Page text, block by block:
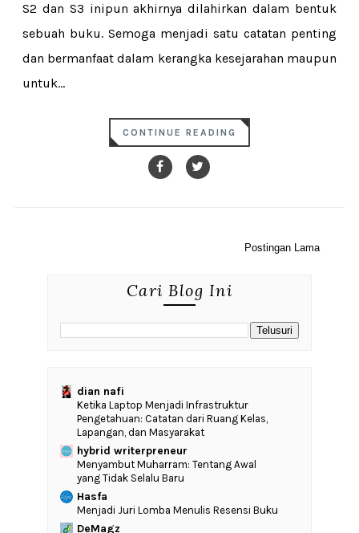
S2 dan S3 inipun akhirnya dilahirkan dalam bentuk
sebuah buku. Semoga menjadi satu catatan penting
dan bermanfaat dalam kerangka kesejarahan maupun
untuk...
CONTINUE READING
Postingan Lama
Cari Blog Ini
dian nafi
Ketika Laptop Menjadi Infrastruktur
Pengetahuan: Catatan dari Ruang Kelas,
Lapangan, dan Masyarakat
hybrid writerpreneur
Menyambut Muharram: Tentang Awal
yang Tidak Selalu Baru
Hasfa
Menjadi Juri Lomba Menulis Resensi Buku
DeMagz